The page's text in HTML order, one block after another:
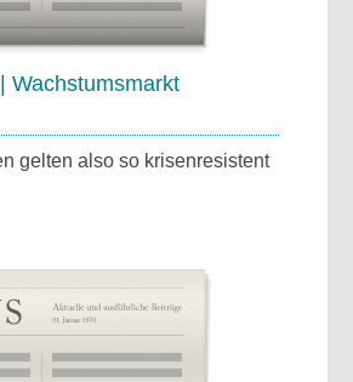
Wachstumsmarkt
gelten also so krisenresistent